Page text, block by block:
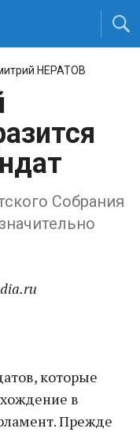
НЕРАТОВ
Собрания
которые
в
Прежде